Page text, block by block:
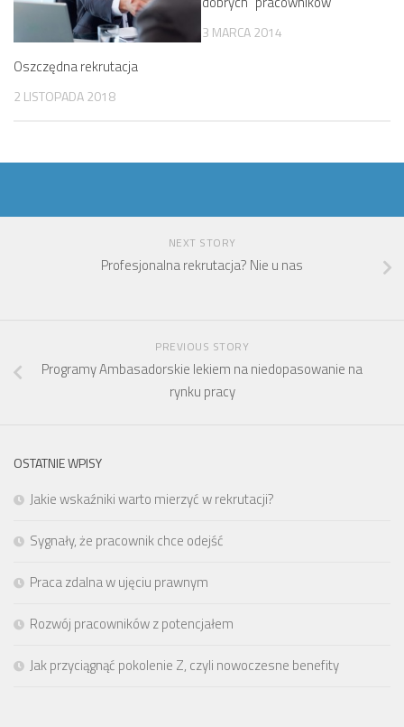
Oszczędna rekrutacja
2 LISTOPADA 2018
3 MARCA 2014
NEXT STORY
Profesjonalna rekrutacja? Nie u nas
PREVIOUS STORY
Programy Ambasadorskie lekiem na niedopasowanie na
rynku pracy
OSTATNIE WPISY
Jakie wskaźniki warto mierzyć w rekrutacji?
Sygnały, że pracownik chce odejść
Praca zdalna w ujęciu prawnym
Rozwój pracowników z potencjałem
Jak przyciągnąć pokolenie Z, czyli nowoczesne benefity